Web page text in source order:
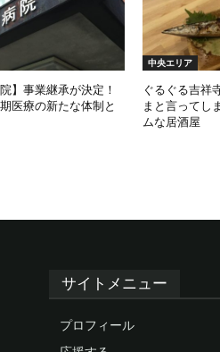
】事業継承が決定！
医療の新たな体制と
中央エリア
ぐるぐる吉
まと言ってし
ムな居酒屋
サイトメニュー
プロフィール